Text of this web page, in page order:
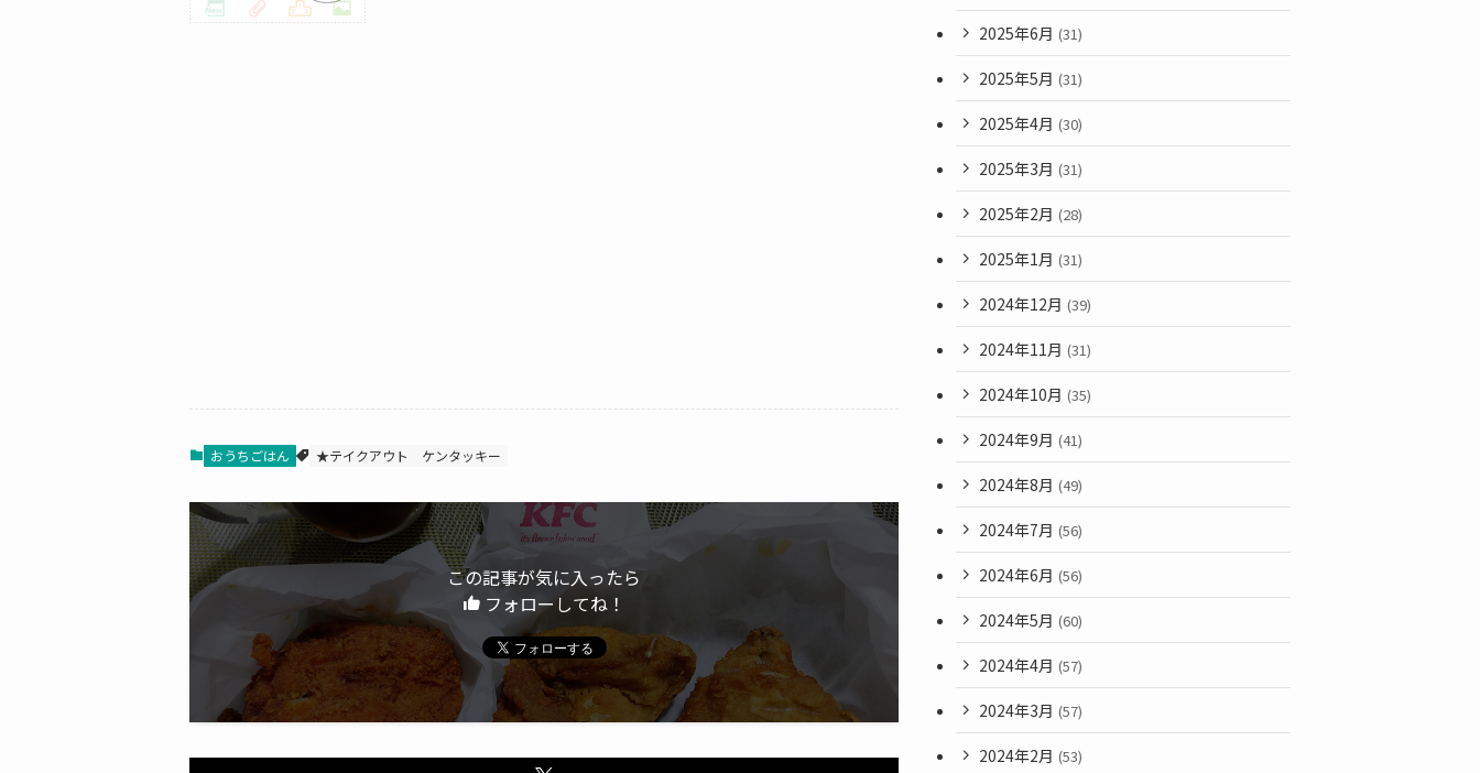
おうちごはん ★テイクアウト ケンタッキー
この記事が気に入ったら
フォローしてね！
2025年6月 (31)
2025年5月 (31)
2025年4月 (30)
2025年3月 (31)
2025年2月 (28)
2025年1月 (31)
2024年12月 (39)
2024年11月 (31)
2024年10月 (35)
2024年9月 (41)
2024年8月 (49)
2024年7月 (56)
2024年6月 (56)
2024年5月 (60)
2024年4月 (57)
2024年3月 (57)
2024年2月 (53)